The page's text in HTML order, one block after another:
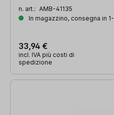
n. art.: AMB-41135
In magazzino, consegna in
33,94 €
incl. IVA più costi di
spedizione